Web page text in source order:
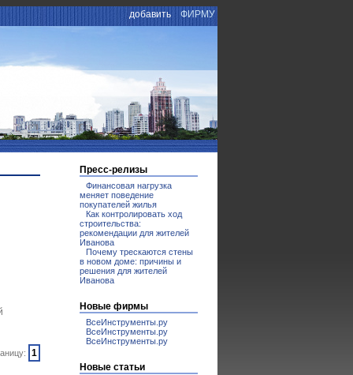
добавить ФИРМУ
1
Пресс-релизы
Финансовая нагрузка
меняет поведение
покупателей жилья
Как контролировать ход
строительства:
рекомендации для жителей
Иванова
Почему трескаются стены
в новом доме: причины и
решения для жителей
Иванова
Новые фирмы
ВсеИнструменты.ру
ВсеИнструменты.ру
ВсеИнструменты.ру
Новые статьи